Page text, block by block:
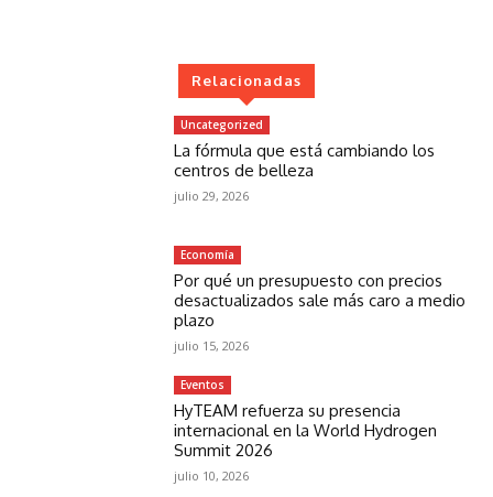
Relacionadas
Uncategorized
La fórmula que está cambiando los
centros de belleza
julio 29, 2026
Economía
Por qué un presupuesto con precios
desactualizados sale más caro a medio
plazo
julio 15, 2026
Eventos
HyTEAM refuerza su presencia
internacional en la World Hydrogen
Summit 2026
julio 10, 2026